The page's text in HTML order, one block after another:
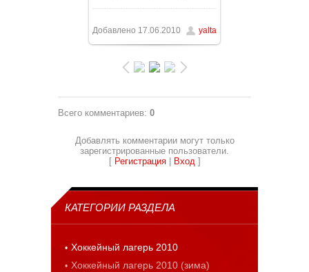
1228x921/ 163.4Kb
Добавлено 17.06.2010 yalta
Всего комментариев: 0
Добавлять комментарии могут только
зарегистрированные пользователи.
[ Регистрация| Вход ]
КАТЕГОРИИ РАЗДЕЛА
Хоккейный лагерь 2010
Хоккейный лагерь 2010 (зима)